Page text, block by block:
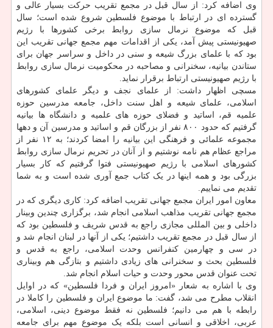
وی اضافه کرد: از سال قبل در مجمع تقریب حرکت بسیار عالی و
گسترده ای در ارتباط با موضوع فلسطین شروع شده است؛ سال
قبل که موضوع نرمال سازی روابط برخی کشورها با رژیم
صهیونیستی پیش آمد، یکی از اقدامات مهم مجمع جهانی تقریب این
بود که با علمای بزرگ شیعه و سنی در داخل و سراسر جهان برای
ستاندن بیانیه، سخنرانی و مصاحبه در محکومیت نرمال سازی روابط
با رژیم صهیونیستی ارتباط برقرار نماید.
مسچی اظهار داشت: از علمای نجف و دیگر علمای کشورهای
اسلامی، علمای شیعه و اهل سنت داخل، جامعه مدرسین حوزه
علمیه قم، اساتید و فضلای حوزه های علمیه و دانشگاه ها بیانیه
گرفتیم که حدود ۸۰۰ نفر از بزرگان قم و اساتید و مدرسین آن و دهها
مجموعه علمائی و فرهنگی این بیانیه را امضا کردند؛ به ۱۲ نفر از
مراجع عظام هم نامه نوشتیم و از آنان در تحریم نرمال سازی روابط
کشورهای اسلامی با رژیم صهیونیستی فتوا گرفتیم که کار بسیار
بزرگی بود و همه اینها در یک کتاب جمع آوری شده است و به شما
تقدیم می نماییم.
معاون امور ایران مجمع جهانی تقریب اضافه کرد: کاری دیگری که در
مجمع جهانی تقریب مذاهب اسلامی انجام شد، برگزاری چندین وبینار
داخلی و بین المللی مجازی راجع به قدس شریف و فلسطین بود که
از سال قبل در مجمع تقریب داشتیم؛ یکی از آنها در لبنان انجام شد و
در سی و چهارمین کنفرانس وحدت اسلامی، راجع به قدس و
فلسطین بحث و سخنرانی های زیادی داشتیم و بتازگی هم وبیناری
تحت عنوان قدس محور وحدت و حیات اسلام انجام شد.
وی با اشاره به شعار «امروز ایران و فردا فلسطین» که در اوایل
انقلاب مطرح می شد، گفت: ما موضوع ایران و فلسطین را کاملا در
رابطه با هم می دانیم؛ فلسطین نه فقط موضوع دینی، اسلامی،
عربی، اخلاقی و انسانی است بلکه یک موضوع مهم برای جامعه